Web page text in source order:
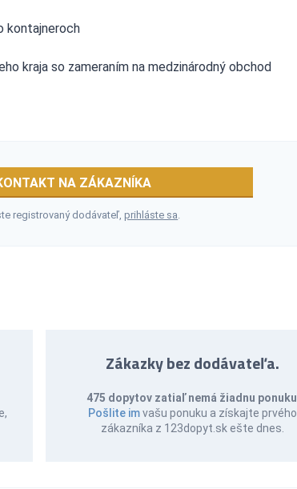
kontajneroch
kraja so zameraním na medzinárodný obchod
NA ZÁKAZNÍKA
registrovaný dodávateľ,prihláste sa
Zákazky bez dodávateľa.
475 dopytov zatiaľ nemá žiadnu ponuku
Pošlite imvašu ponuku a získajte prvého
zákazníka z 123dopyt.sk ešte dnes.